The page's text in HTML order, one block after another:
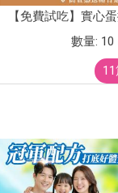
【免費試吃】實心
數量: 10